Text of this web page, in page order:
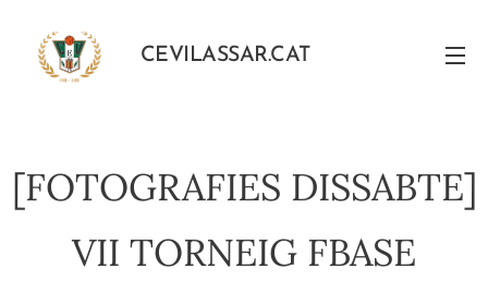
CEVILASSAR.CAT
[FOTOGRAFIES DISSABTE]
VII TORNEIG FBASE